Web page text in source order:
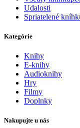
Udalosti
Spriatelené
Kategórie
Knihy
E-knihy
Audioknihy
Hry
Filmy
Doplnky
Nakupujte u nás